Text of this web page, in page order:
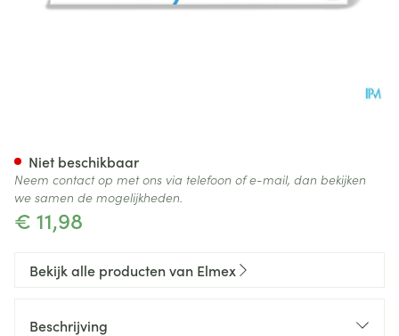
€ 11,98
Niet beschikbaar
Neem contact op met ons via telefoon of e-mail, dan bekijken
we samen de mogelijkheden.
Bekijk alle producten van Elmex
Beschrijving